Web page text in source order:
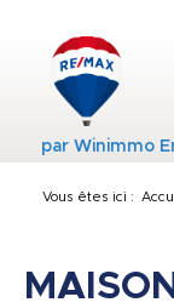
parWinimmo
Vous êtes ici :